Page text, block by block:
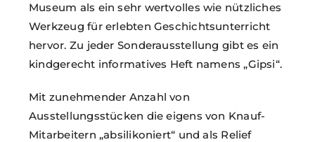
Museum als ein sehr wertvolles wie nützliches
Werkzeug für erlebten Geschichtsunterricht
hervor. Zu jeder Sonderausstellung gibt es ein
kindgerecht informatives Heft namens „Gipsi“.
Mit zunehmender Anzahl von
Ausstellungsstücken die eigens von Knauf-
Mitarbeitern „absilikoniert“ und als Relief